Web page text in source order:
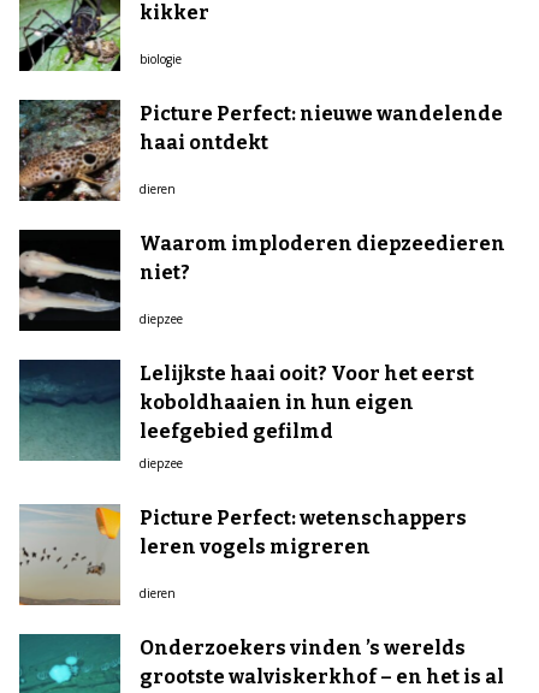
kikker
biologie
Picture Perfect: nieuwe wandelende
haai ontdekt
dieren
Waarom imploderen diepzeedieren
niet?
diepzee
Lelijkste haai ooit? Voor het eerst
koboldhaaien in hun eigen
leefgebied gefilmd
diepzee
Picture Perfect: wetenschappers
leren vogels migreren
dieren
Onderzoekers vinden ’s werelds
grootste walviskerkhof – en het is al